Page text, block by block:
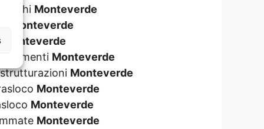
Monteverde
Monteverde
Monteverde
Monteverde
Monteverde
Monteverde
Monteverde
Monteverde